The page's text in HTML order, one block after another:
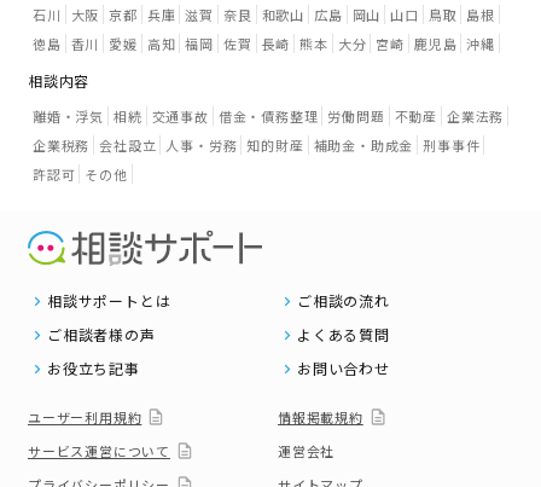
石川
大阪 京都 兵庫 滋賀 奈良 和歌山 広島 岡山 山口 鳥取
島根
徳島 香川 愛媛 高知 福岡 佐賀 長崎 熊本 大分 宮崎 鹿児島 沖縄
相談内容
離婚・浮気 相続 交通事故 借金・債務整理 労働問題 不動産 企業法務
企業税務 会社設立 人事・労務 知的財産 補助金・助成金 刑事事件
許認可 その他
相談サポートとは
ご相談の流れ
ご相談者様の声
よくある質問
お役立ち記事
お問い合わせ
ユーザー利用規約
情報掲載規約
サービス運営について
運営会社